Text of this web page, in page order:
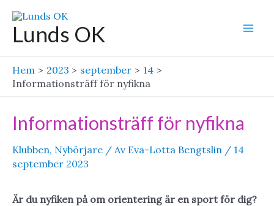
Hoppa
innehåll
Lunds OK
Hem 2023 september
14
Informationsträff för nyfikna
Informationsträff för nyfikna
Klubben, Nybörjare / Av Eva-Lotta Bengtslin / 14
september 2023
Är du nyfiken på om orientering är en sport för dig?